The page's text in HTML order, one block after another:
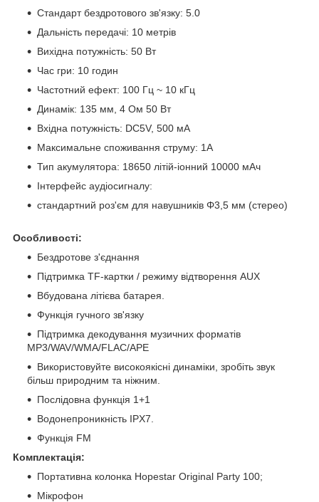
Стандарт бездротового зв'язку: 5.0
Дальність передачі: 10 метрів
Вихідна потужність: 50 Вт
Час гри: 10 годин
Частотний ефект: 100 Гц ~ 10 кГц
Динамік: 135 мм, 4 Ом 50 Вт
Вхідна потужність: DC5V, 500 мА
Максимальне споживання струму: 1А
Тип акумулятора: 18650 літій-іонний 10000 мАч
Інтерфейс аудіосигналу:
стандартний роз'єм для навушників Φ3,5 мм (стерео)
Особливості:
Бездротове з'єднання
Підтримка TF-картки / режиму відтворення AUX
Вбудована літієва батарея.
Функція гучного зв'язку
Підтримка декодування музичних форматів
MP3/WAV/WMA/FLAC/APE
Використовуйте високоякісні динаміки, зробіть звук
більш природним та ніжним.
Послідовна функція 1+1
Водонепроникність IPX7.
Функція FM
Комплектація:
Портативна колонка Hopestar Original Party 100;
Мікрофон